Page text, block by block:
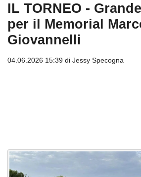
IL TORNEO -
per il Memorial
Giovannelli
04.06.2026 15:39 di Jessy Specogna